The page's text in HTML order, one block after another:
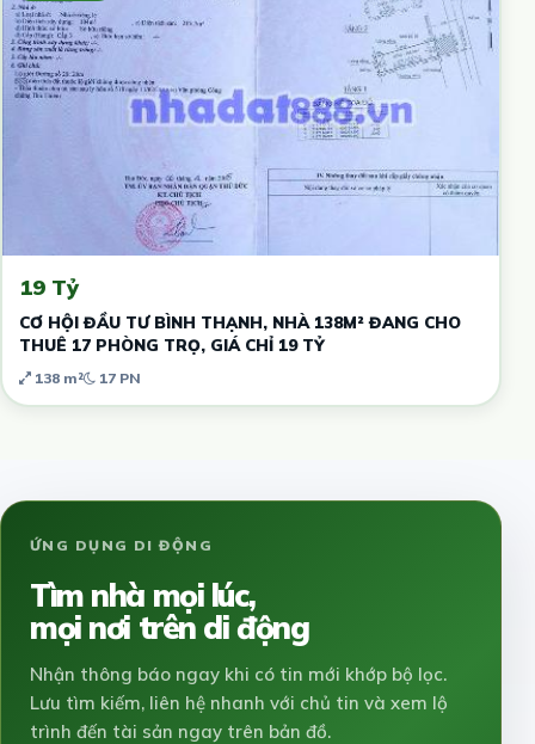
19 Tỷ
CƠ HỘI ĐẦU TƯ BÌNH THẠNH, NHÀ 138M² ĐANG CHO
THUÊ 17 PHÒNG TRỌ, GIÁ CHỈ 19 TỶ
138 m² 17 PN
ỨNG DỤNG DI ĐỘNG
Tìm nhà mọi lúc,
mọi nơi trên di động
Nhận thông báo ngay khi có tin mới khớp bộ lọc.
Lưu tìm kiếm, liên hệ nhanh với chủ tin và xem lộ
trình đến tài sản ngay trên bản đồ.